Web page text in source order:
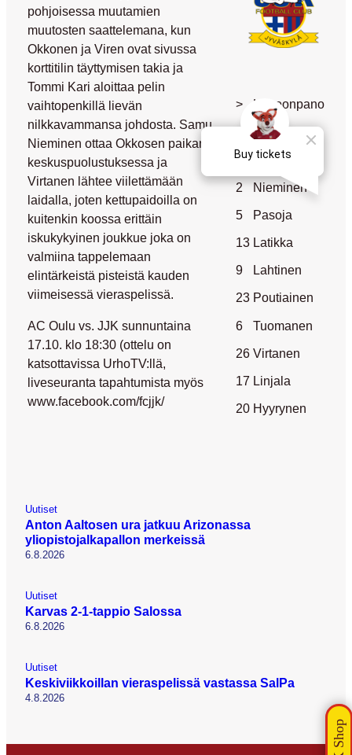
pohjoisessa muutamien
muutosten saattelemana, kun
Okkonen ja Viren ovat sivussa
korttitilin täyttymisen takia ja
Tommi Kari aloittaa pelin
vaihtopenkillä lievän
nilkkavammansa johdosta. Samu
Nieminen ottaa Okkosen paikan
keskuspuolustuksessa ja
Virtanen lähtee viilettämään
laidalla, joten kettupaidoilla on
kuitenkin koossa erittäin
iskukykyinen joukkue joka on
valmiina tappelemaan
elintärkeistä pisteistä kauden
viimeisessä vieraspelissä.
AC Oulu vs. JJK sunnuntaina
17.10. klo 18:30 (ottelu on
katsottavissa UrhoTV:llä,
liveseuranta tapahtumista myös
www.facebook.com/fcjjk/
>
Kokoonpano
30
Korhonen
14 Sinisalo
2
Nieminen
5
Pasoja
13 Latikka
9
Lahtinen
23 Poutiainen
6
Tuomanen
26 Virtanen
17 Linjala
20 Hyyrynen
Uutiset
Anton Aaltosen ura jatkuu Arizonassa
yliopistojalkapallon merkeissä
6.8.2026
Uutiset
Karvas 2-1-tappio Salossa
6.8.2026
Uutiset
Keskiviikkoillan vieraspelissä vastassa SalPa
4.8.2026